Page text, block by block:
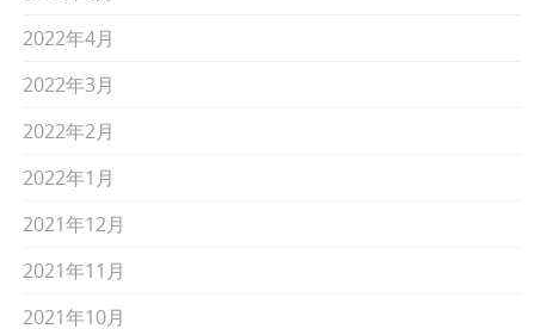
2022年4月
2022年3月
2022年2月
2022年1月
2021年12月
2021年11月
2021年10月